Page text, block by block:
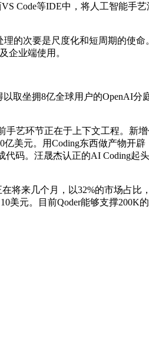
Code等IDE中，将人工智能手
次要是尺度化和短周期的使命
企业端使用。
坐拥8亿全球用户的OpenAI分
环节正在于上下文工程。新
美元。用Coding东西做产物开
码。汪晟杰认正的AI Coding起
来几个月，以32%的市场占比
元。目前Qoder能够支撑200K